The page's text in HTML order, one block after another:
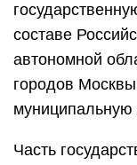
составе
автономной
городов
муниципальную
Часть